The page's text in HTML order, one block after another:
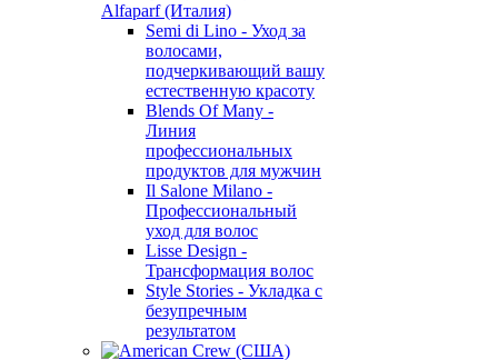
Alfaparf (Италия)
Semi di Lino - Уход за
волосами,
подчеркивающий вашу
естественную красоту
Blends Of Many -
Линия
профессиональных
продуктов для мужчин
Il Salone Milano -
Профессиональный
уход для волос
Lisse Design -
Трансформация волос
Style Stories - Укладка с
безупречным
результатом